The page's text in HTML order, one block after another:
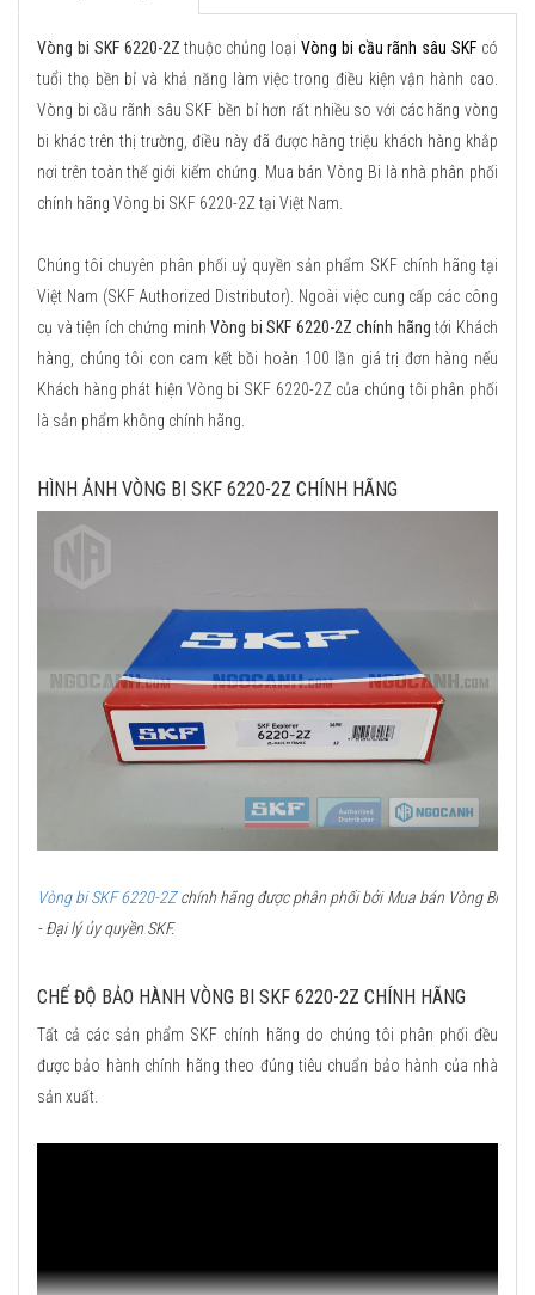
Vòng bi SKF 6220-2Z thuộc chủng loại Vòng bi cầu rãnh sâu SKF có
tuổi thọ bền bỉ và khả năng làm việc trong điều kiện vận hành cao.
Vòng bi cầu rãnh sâu SKF bền bỉ hơn rất nhiều so với các hãng vòng
bi khác trên thị trường, điều này đã được hàng triệu khách hàng khắp
nơi trên toàn thế giới kiểm chứng. Mua bán Vòng Bi là nhà phân phối
chính hãng Vòng bi SKF 6220-2Z tại Việt Nam.
Chúng tôi chuyên phân phối uỷ quyền sản phẩm SKF chính hãng tại
Việt Nam (SKF Authorized Distributor). Ngoài việc cung cấp các công
cụ và tiện ích chứng minhVòng bi SKF 6220-2Z chính hãng tới Khách
hàng, chúng tôi con cam kết bồi hoàn 100 lần giá trị đơn hàng nếu
Khách hàng phát hiện Vòng bi SKF 6220-2Z của chúng tôi phân phối
là sản phẩm không chính hãng.
HÌNH ẢNH VÒNG BI SKF 6220-2Z CHÍNH HÃNG
Vòng bi SKF 6220-2Zchính hãng được phân phối bởi Mua bán Vòng Bi
- Đại lý ủy quyền SKF.
CHẾ ĐỘ BẢO HÀNH VÒNG BI SKF 6220-2Z CHÍNH HÃNG
Tất cả các sản phẩm SKF chính hãng do chúng tôi phân phối đều
được bảo hành chính hãng theo đúng tiêu chuẩn bảo hành của nhà
sản xuất.